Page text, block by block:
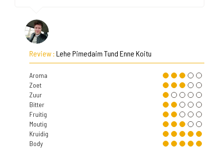
Review : Lehe Pimedaim Tund Enne Koitu
Aroma
Zoet
Zuur
Bitter
Fruitig
Moutig
Kruidig
Body